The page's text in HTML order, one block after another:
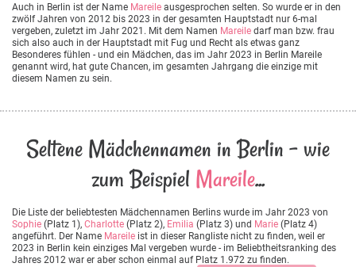
Auch in Berlin ist der Name Mareile ausgesprochen selten. So wurde er in den
zwölf Jahren von 2012 bis 2023 in der gesamten Hauptstadt nur 6-mal
vergeben, zuletzt im Jahr 2021. Mit dem Namen Mareile darf man bzw. frau
sich also auch in der Hauptstadt mit Fug und Recht als etwas ganz
Besonderes fühlen - und ein Mädchen, das im Jahr 2023 in Berlin Mareile
genannt wird, hat gute Chancen, im gesamten Jahrgang die einzige mit
diesem Namen zu sein.
Seltene Mädchennamen in Berlin - wie
zum Beispiel Mareile...
Die Liste der beliebtesten Mädchennamen Berlins wurde im Jahr 2023 von
Sophie (Platz 1), Charlotte (Platz 2), Emilia (Platz 3) und Marie (Platz 4)
angeführt. Der Name Mareile ist in dieser Rangliste nicht zu finden, weil er
2023 in Berlin kein einziges Mal vergeben wurde - im Beliebtheitsranking des
Jahres 2012 war er aber schon einmal auf Platz 1.972 zu finden.